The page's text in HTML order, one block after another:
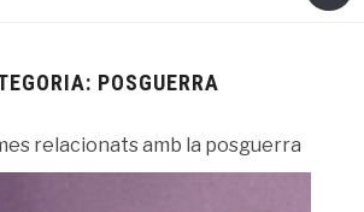
POSGUERRA
relacionats amb la posguerra